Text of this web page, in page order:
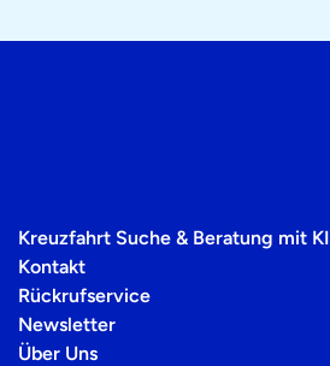
Kreuzfahrt Suche & Beratung mit KI
Kontakt
Rückrufservice
Newsletter
Über Uns